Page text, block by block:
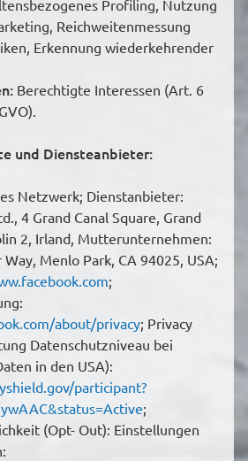
Profiling, Nutzung
Reichweitenmessung
Erkennung wiederkehrender
Berechtigte Interessen (Art. 6
und Diensteanbieter:
Netzwerk; Dienstanbieter:
4 Grand Canal Square, Grand
2, Irland, Mutterunternehmen:
Way, Menlo Park, CA 94025, USA;
;
about/privacy; Privacy
Datenschutzniveau bei
in den USA):
participant?
;
(Opt- Out): Einstellungen